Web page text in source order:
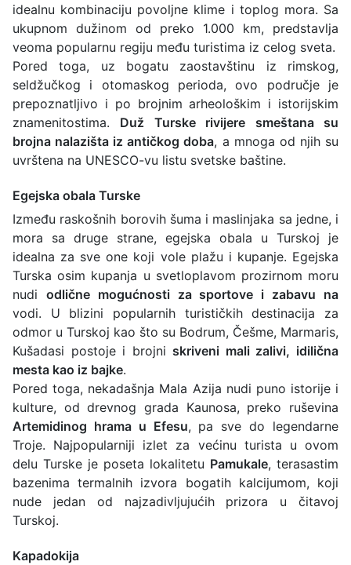
idealnu kombinaciju povoljne klime i toplog mora. Sa
ukupnom dužinom od preko 1.000 km, predstavlja
veoma popularnu regiju među turistima iz celog sveta.
Pored toga, uz bogatu zaostavštinu iz rimskog,
seldžučkog i otomaskog perioda, ovo područje je
prepoznatljivo i po brojnim arheološkim i istorijskim
znamenitostima. Duž Turske rivijere smeštana su
brojna nalazišta iz antičkog doba, a mnoga od njih su
uvrštena na UNESCO-vu listu svetske baštine.
Egejska obala Turske
Između raskošnih borovih šuma i maslinjaka sa jedne, i
mora sa druge strane, egejska obala u Turskoj je
idealna za sve one koji vole plažu i kupanje. Egejska
Turska osim kupanja u svetloplavom prozirnom moru
nudi odlične mogućnosti za sportove i zabavu na
vodi. U blizini popularnih turističkih destinacija za
odmor u Turskoj kao što su Bodrum, Češme, Marmaris,
Kušadasi postoje i brojniskriveni mali zalivi, idilična
mesta kao iz bajke.
Pored toga, nekadašnja Mala Azija nudi puno istorije i
kulture, od drevnog grada Kaunosa, preko ruševina
Artemidinog hrama u Efesu, pa sve do legendarne
Troje. Najpopularniji izlet za većinu turista u ovom
delu Turske je poseta lokalitetu Pamukale, terasastim
bazenima termalnih izvora bogatih kalcijumom, koji
nude jedan od najzadivljujućih prizora u čitavoj
Turskoj.
Kapadokija